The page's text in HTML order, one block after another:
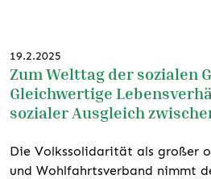
19.2.2025
Zum Welttag der sozialen
Gleichwertige
sozialer Ausgleich
Die Volkssolidarität als großer
und Wohlfahrtsverband nimmt